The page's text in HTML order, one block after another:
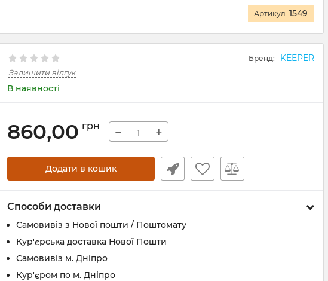
Артикул: 1549
Бренд: KEEPER
Залишити відгук
В наявності
860,00 грн − +
Додати в кошик
Способи доставки
Самовивіз з Нової пошти / Поштомату
Кур'єрська доставка Нової Пошти
Самовивіз м. Дніпро
Кур'єром по м. Дніпро